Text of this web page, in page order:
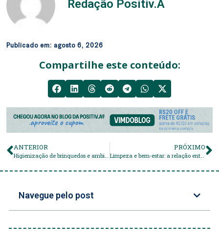
Redação Positiv.A
Publicado em:agosto 6, 2026
Compartilhe este conteúdo:
ANTERIOR PRÓXIMO
Limpeza e bem-estar: a relação entre casa organizada, humor e produtividade
Navegue pelo post